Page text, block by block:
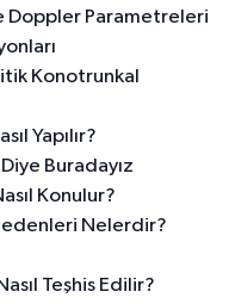
Doppler Parametreleri
Konotrunkal
Yapılır?
Buradayız
Konulur?
Nelerdir?
Teşhis Edilir?